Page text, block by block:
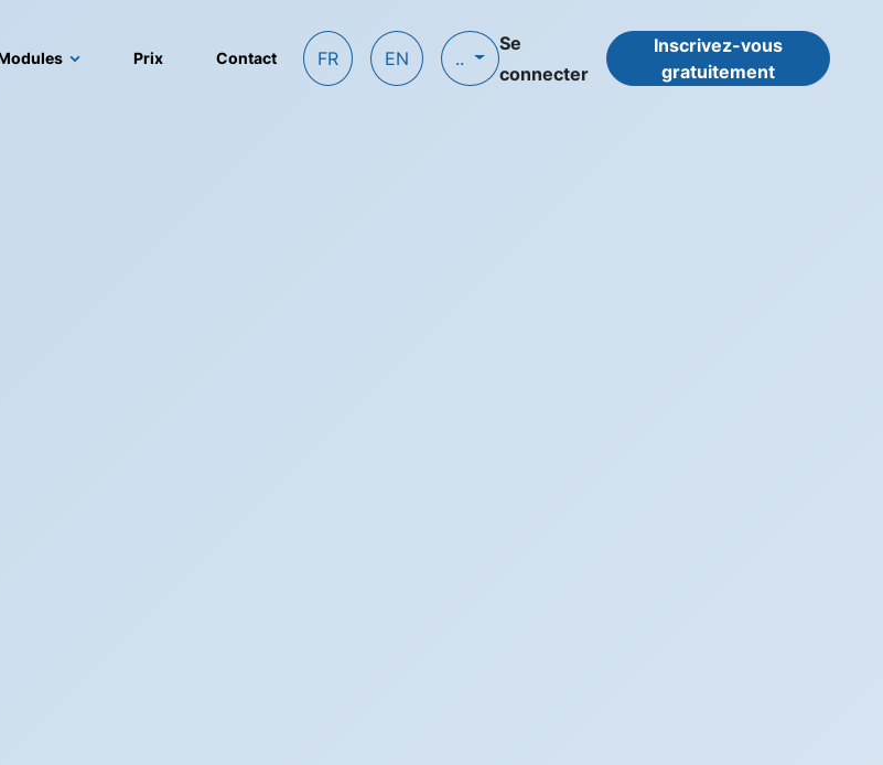
Prix Contact FR EN ..
Se
connecter
Inscrivez-vous
gratuitement